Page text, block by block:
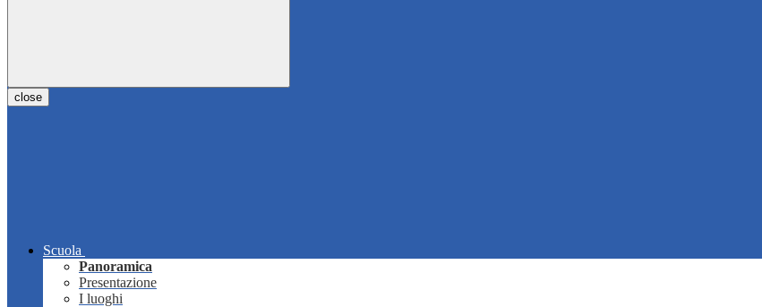
close
Scuola
Panoramica
Presentazione
I luoghi